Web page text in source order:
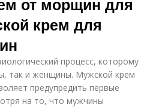
крем для
процесс, которому
так и женщины. Мужской крем
предупредить первые
на то, что мужчины